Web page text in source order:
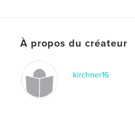
Date de publication: janv 22,
LangueGerman
Mots-clés
Äthiopien
À propos du créateur
kirchner16